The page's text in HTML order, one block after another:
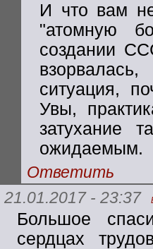
И что вам
"атомную
создании
ситуация,
Увы,
затухание
ожидаемым.
Ответить
21.01.2017 - 23:37
Большое
сердцах